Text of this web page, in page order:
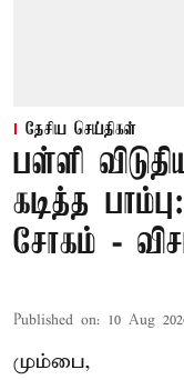
தேசிய செய்திகள்
பள்ளி
கடித்த
சோகம் -
Published on: 10 Aug
மும்பை,